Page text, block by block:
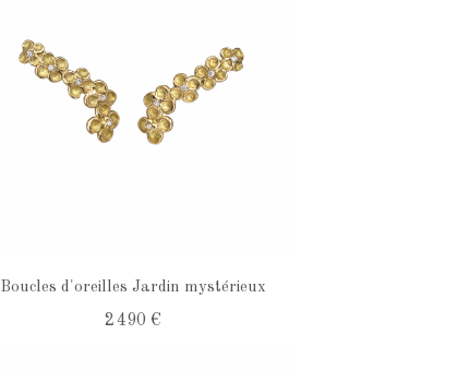
Boucles d'oreilles Jardin mystérieux
2 490 €